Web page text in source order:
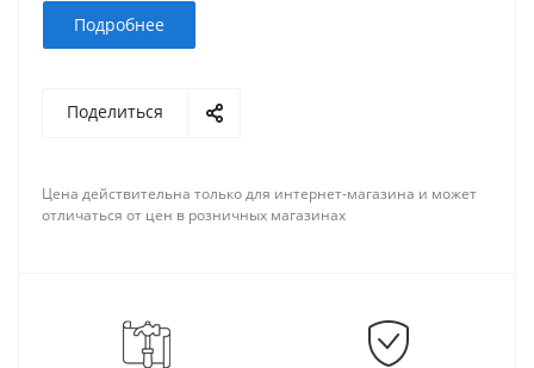
Подробнее
Поделиться
Цена действительна только для интернет-магазина и может
отличаться от цен в розничных магазинах